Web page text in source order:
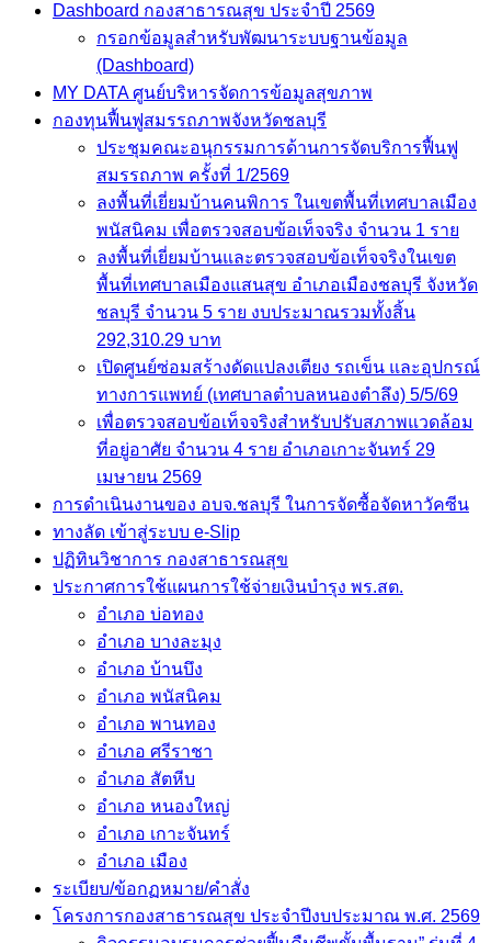
Dashboard กองสาธารณสุข ประจำปี 2569
กรอกข้อมูลสำหรับพัฒนาระบบฐานข้อมูล
(Dashboard)
MY DATA ศูนย์บริหารจัดการข้อมูลสุขภาพ
กองทุนฟื้นฟูสมรรถภาพจังหวัดชลบุรี
ประชุมคณะอนุกรรมการด้านการจัดบริการฟื้นฟู
สมรรถภาพ ครั้งที่ 1/2569
ลงพื้นที่เยี่ยมบ้านคนพิการ ในเขตพื้นที่เทศบาลเมือง
พนัสนิคม เพื่อตรวจสอบข้อเท็จจริง จำนวน 1 ราย
ลงพื้นที่เยี่ยมบ้านและตรวจสอบข้อเท็จจริงในเขต
พื้นที่เทศบาลเมืองแสนสุข อำเภอเมืองชลบุรี จังหวัด
ชลบุรี จำนวน 5 ราย งบประมาณรวมทั้งสิ้น
292,310.29 บาท
เปิดศูนย์ซ่อมสร้างดัดแปลงเตียง รถเข็น และอุปกรณ์
ทางการแพทย์ (เทศบาลตำบลหนองตำลึง) 5/5/69
เพื่อตรวจสอบข้อเท็จจริงสำหรับปรับสภาพแวดล้อม
ที่อยู่อาศัย จำนวน 4 ราย อำเภอเกาะจันทร์ 29
เมษายน 2569
การดำเนินงานของ อบจ.ชลบุรี ในการจัดซื้อจัดหาวัคซีน
ทางลัด เข้าสู่ระบบ e-Slip
ปฏิทินวิชาการ กองสาธารณสุข
ประกาศการใช้แผนการใช้จ่ายเงินบำรุง พร.สต.
อำเภอ บ่อทอง
อำเภอ บางละมุง
อำเภอ บ้านบึง
อำเภอ พนัสนิคม
อำเภอ พานทอง
อำเภอ ศรีราชา
อำเภอ สัตหีบ
อำเภอ หนองใหญ่
อำเภอ เกาะจันทร์
อำเภอ เมือง
ระเบียบ/ข้อกฏหมาย/คำสั่ง
โครงการกองสาธารณสุข ประจำปีงบประมาณ พ.ศ. 2569